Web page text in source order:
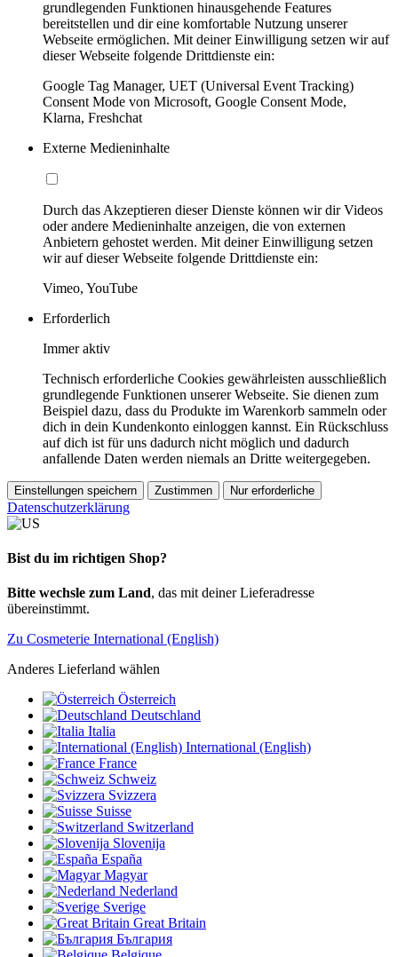
grundlegenden Funktionen hinausgehende Features
bereitstellen und dir eine komfortable Nutzung unserer
Webseite ermöglichen. Mit deiner Einwilligung setzen wir auf
dieser Webseite folgende Drittdienste ein:
Google Tag Manager, UET (Universal Event Tracking)
Consent Mode von Microsoft, Google Consent Mode,
Klarna, Freshchat
Externe Medieninhalte
Durch das Akzeptieren dieser Dienste können wir dir Videos
oder andere Medieninhalte anzeigen, die von externen
Anbietern gehostet werden. Mit deiner Einwilligung setzen
wir auf dieser Webseite folgende Drittdienste ein:
Vimeo, YouTube
Erforderlich
Immer aktiv
Technisch erforderliche Cookies gewährleisten ausschließlich
grundlegende Funktionen unserer Webseite. Sie dienen zum
Beispiel dazu, dass du Produkte im Warenkorb sammeln oder
dich in dein Kundenkonto einloggen kannst. Ein Rückschluss
auf dich ist für uns dadurch nicht möglich und dadurch
anfallende Daten werden niemals an Dritte weitergegeben.
Einstellungen speichern Zustimmen Nur erforderliche
Datenschutzerklärung
Bist du im richtigen Shop?
Bitte wechsle zum Land, das mit deiner Lieferadresse
übereinstimmt.
Zu Cosmeterie International (English)
Anderes Lieferland wählen
Österreich
Deutschland
Italia
International (English)
France
Schweiz
Svizzera
Suisse
Switzerland
Slovenija
España
Magyar
Nederland
Sverige
Great Britain
България